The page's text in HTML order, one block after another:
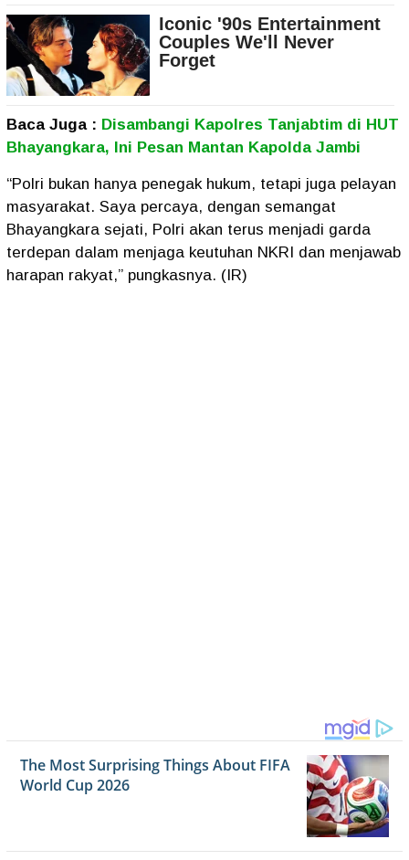
Baca Juga : Disambangi Kapolres Tanjabtim di HUT
Bhayangkara, Ini Pesan Mantan Kapolda Jambi
“Polri bukan hanya penegak hukum, tetapi juga pelayan
masyarakat. Saya percaya, dengan semangat
Bhayangkara sejati, Polri akan terus menjadi garda
terdepan dalam menjaga keutuhan NKRI dan menjawab
harapan rakyat,” pungkasnya. (IR)